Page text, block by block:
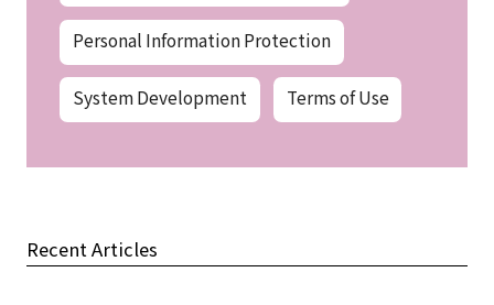
Personal Information Protection
System Development Terms of Use
Recent Articles